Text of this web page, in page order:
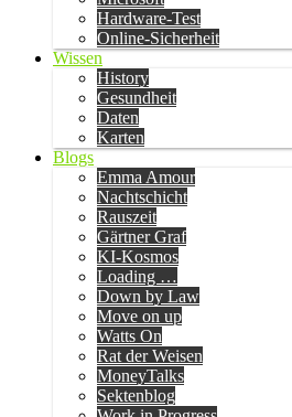
Hardware-Test
Online-Sicherheit
Wissen
History
Gesundheit
Daten
Karten
Blogs
Emma Amour
Nachtschicht
Rauszeit
Gärtner Graf
KI-Kosmos
Loading …
Down by Law
Move on up
Watts On
Rat der Weisen
MoneyTalks
Sektenblog